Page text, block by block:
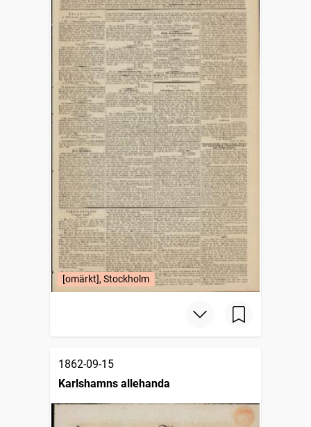
[omärkt], Stockholm
1862-09-15
Karlshamns allehanda